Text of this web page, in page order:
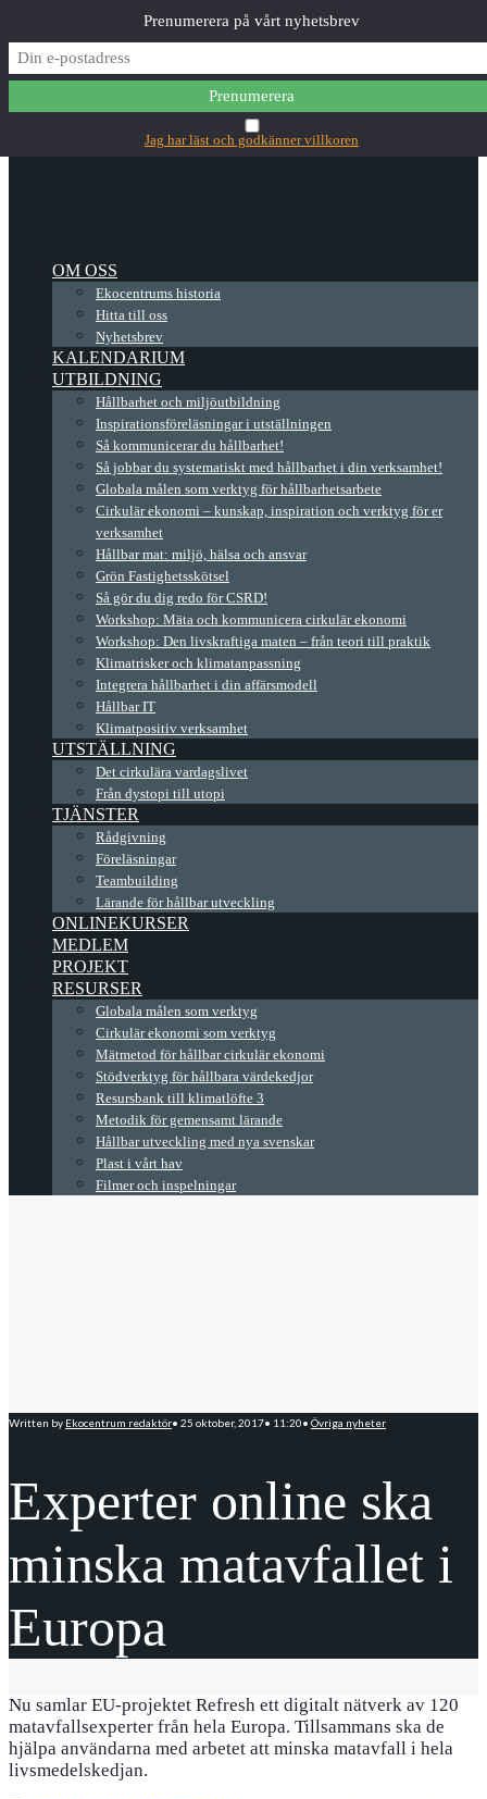
✕Main Menu
OM OSS
Ekocentrums historia
Hitta till oss
Nyhetsbrev
KALENDARIUM
UTBILDNING
Hållbarhet och miljöutbildning
Inspirationsföreläsningar i utställningen
Så kommunicerar du hållbarhet!
Så jobbar du systematiskt med hållbarhet i din verksamhet!
Globala målen som verktyg för hållbarhetsarbete
Cirkulär ekonomi – kunskap, inspiration och verktyg för er
verksamhet
Hållbar mat: miljö, hälsa och ansvar
Grön Fastighetsskötsel
Så gör du dig redo för CSRD!
Workshop: Mäta och kommunicera cirkulär ekonomi
Workshop: Den livskraftiga maten – från teori till praktik
Klimatrisker och klimatanpassning
Integrera hållbarhet i din affärsmodell
Hållbar IT
Klimatpositiv verksamhet
UTSTÄLLNING
Det cirkulära vardagslivet
Från dystopi till utopi
TJÄNSTER
Rådgivning
Föreläsningar
Teambuilding
Lärande för hållbar utveckling
ONLINEKURSER
MEDLEM
PROJEKT
RESURSER
Globala målen som verktyg
Cirkulär ekonomi som verktyg
Mätmetod för hållbar cirkulär ekonomi
Stödverktyg för hållbara värdekedjor
Resursbank till klimatlöfte 3
Metodik för gemensamt lärande
Hållbar utveckling med nya svenskar
Plast i vårt hav
Filmer och inspelningar
Written by Ekocentrum redaktör• 25 oktober, 2017• 11:20• Övriga nyheter
Experter online ska
minska matavfallet i
Europa
Nu samlar EU-projektet Refresh ett digitalt nätverk av 120
matavfallsexperter från hela Europa. Tillsammans ska de
hjälpa användarna med arbetet att minska matavfall i hela
livsmedelskedjan.
Prenumerera på vårt nyhetsbrev
Jag har läst och godkänner villkoren